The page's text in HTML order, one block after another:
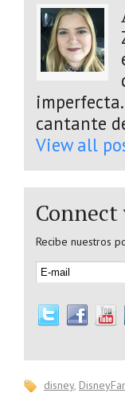
cantante
View all
Recibe nuestros
disney,